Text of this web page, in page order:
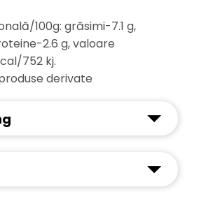
100g: grăsimi-7.1 g,
2.6 g, valoare
752 kj.
derivate